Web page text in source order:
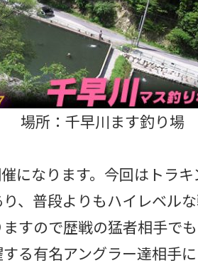
場所：千早川ます釣り場
になります。今回はトラ
、普段よりもハイレベル
すので歴戦の猛者相手で
る有名アングラー達相手